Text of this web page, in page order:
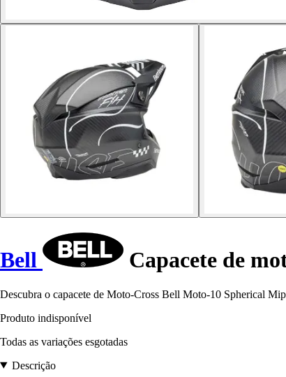
Bell Capacete de
Descubra o capacete de Moto-Cross Bell Moto-10 Spherical
Produto indisponível
Todas as variações esgotadas
Descrição